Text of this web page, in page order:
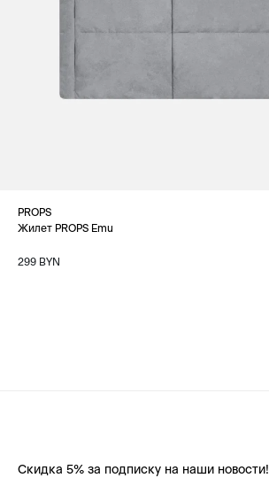
PROPS
Жилет PROPS Emu
299 BYN
Скидка 5% за подписку на наши новости!